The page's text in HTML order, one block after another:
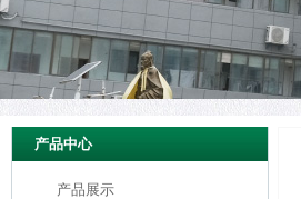
产品中心
产品展示